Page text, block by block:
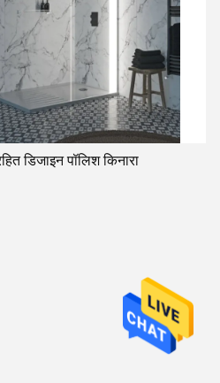
डिजाइन पॉलिश किनारा